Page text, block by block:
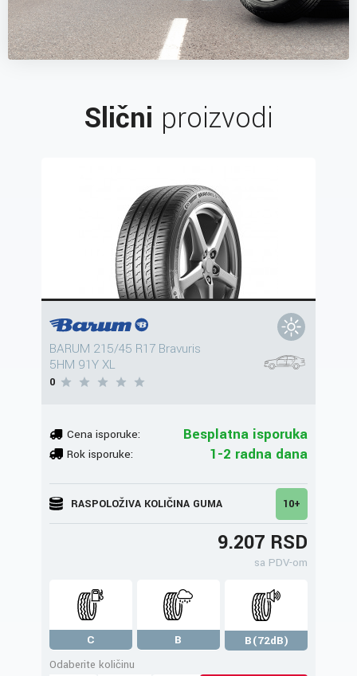
Slični proizvodi
BARUM 215/45 R17 Bravuris
5HM 91Y XL
0
Cena isporuke: Besplatna isporuka
Rok isporuke: 1-2 radna dana
RASPOLOŽIVA KOLIČINA GUMA 10+
9.207 RSD
sa PDV-om
C B
B(72dB)
Odaberite količinu